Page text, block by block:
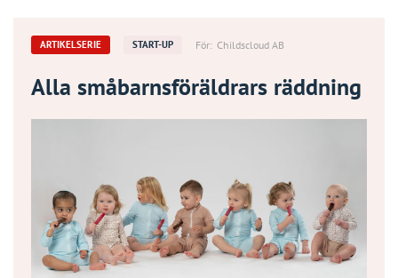
ARTIKELSERIE START-UP För: Childscloud AB
Alla småbarnsföräldrars räddning